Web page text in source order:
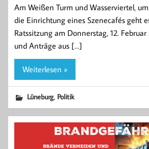
Am Weißen Turm und Wasserviertel,
die Einrichtung eines Szenecafés geht
Ratssitzung am Donnerstag, 12.
und Anträge aus […]
Weiterlesen »
Lüneburg, Politik